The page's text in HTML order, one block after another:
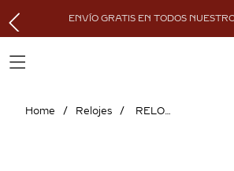
ENVÍO GRATIS EN TODOS
Relojes RELOJ TANK MUST DE CARTIER